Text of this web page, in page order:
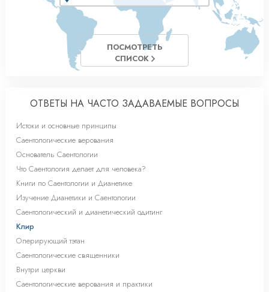
ПОСМОТРЕТЬ
СПИСОК
ОТВЕТЫ НА ЧАСТО ЗАДАВАЕМЫЕ ВОПРОСЫ
Истоки и основные принципы
Саентологические верования
Основатель Саентологии
Что Саентология делает для человека?
Книги по Саентологии и Дианетике
Изучение Дианетики и Саентологии
Саентологический и дианетический одитинг
Клир
Оперирующий тэтан
Саентологические священники
Внутри церкви
Саентологические верования и практики